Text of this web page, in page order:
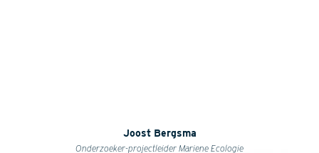
Joost Bergsma
Onderzoeker-projectleider Mariene Ecologie